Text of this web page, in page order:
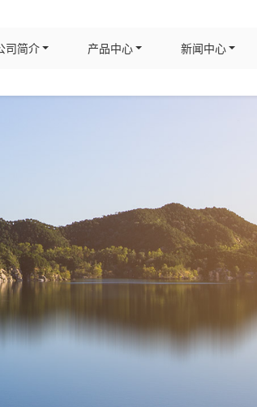
司简介 产品中心 新闻中心